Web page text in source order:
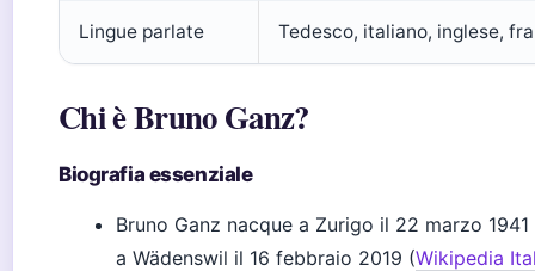
Lingue parlate Tedesco, italiano, inglese,
Chi è Bruno Ganz?
Biografia essenziale
Bruno Ganz nacque a Zurigo il 22 marzo
a Wädenswil il 16 febbraio 2019 (Wikipedia